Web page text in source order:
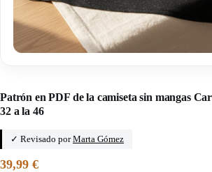
Patrón en PDF de la camiseta sin mangas
32 a la 46
✓ Revisado porMarta Gómez
39,99 €